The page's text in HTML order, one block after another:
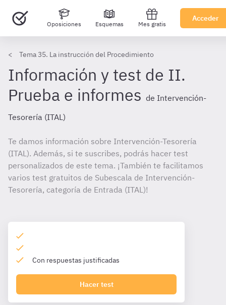
Oposiciones Esquemas Mes gratis
Acceder
Tema 35. La instrucción del Procedimiento
Información y test de II.
Prueba e informes de Intervención-
Tesorería (ITAL)
Te damos información sobre Intervención-Tesorería
(ITAL). Además, si te suscribes, podrás hacer test
personalizados de este tema. ¡También te facilitamos
varios test gratuitos de Subescala de Intervención-
Tesorería, categoría de Entrada (ITAL)!
Con respuestas justificadas
Hacer test